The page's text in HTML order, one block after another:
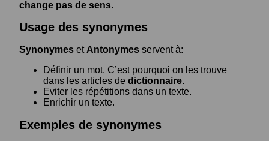
change pas de sens.
Usage des synonymes
Synonymes et Antonymes servent à:
Définir un mot. C’est pourquoi on les trouve
dans les articles de dictionnaire.
Eviter les répétitions dans un texte.
Enrichir un texte.
Exemples de synonymes